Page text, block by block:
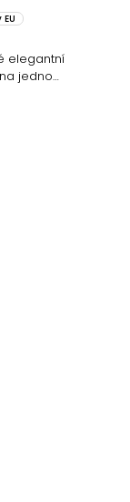
elegantní
na jedno